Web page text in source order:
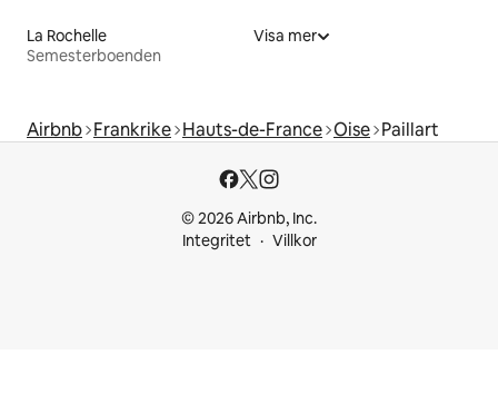
La Rochelle
Semesterboenden
Visa mer
Airbnb Frankrike Hauts-de-France Oise Paillart
© 2026 Airbnb, Inc.
Integritet
Villkor